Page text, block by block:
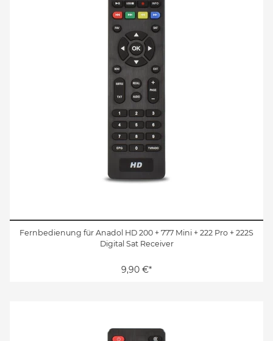
Fernbedienung für Anadol HD 200 + 777 Mini + 222 Pro + 222S
Digital Sat Receiver
9,90 €*